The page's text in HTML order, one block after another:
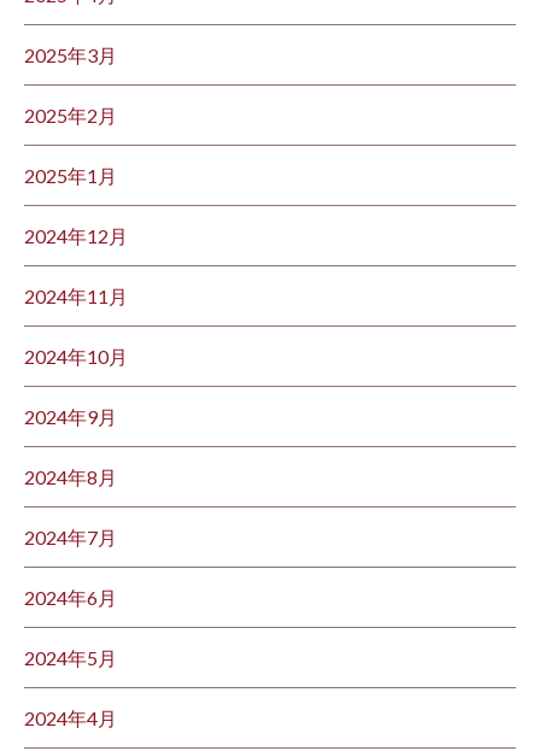
2025年3月
2025年2月
2025年1月
2024年12月
2024年11月
2024年10月
2024年9月
2024年8月
2024年7月
2024年6月
2024年5月
2024年4月